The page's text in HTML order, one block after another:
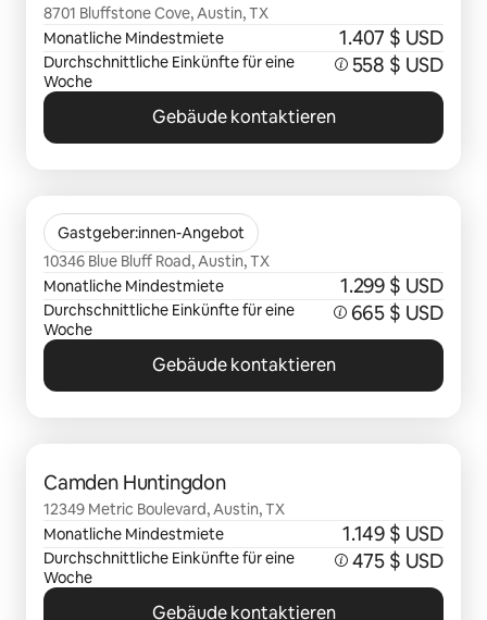
8701 Bluffstone Cove, Austin, TX
Monatliche Mindestmiete
1.407 $ USD
Durchschnittliche Einkünfte für eine
Woche
558 $ USD
Gebäude kontaktieren
Gastgeber:innen-Angebot
Citizen House Blue Bluff
10346 Blue Bluff Road, Austin, TX
Monatliche Mindestmiete
1.299 $ USD
Durchschnittliche Einkünfte für eine
Woche
665 $ USD
Gebäude kontaktieren
Camden Huntingdon
12349 Metric Boulevard, Austin, TX
Monatliche Mindestmiete
1.149 $ USD
Durchschnittliche Einkünfte für eine
Woche
475 $ USD
Gebäude kontaktieren